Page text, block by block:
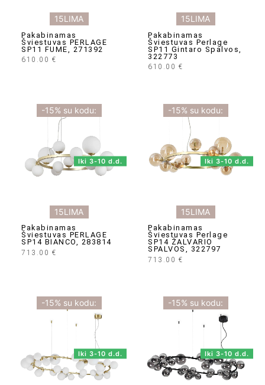
15LIMA
Pakabinamas
Šviestuvas PERLAGE
SP11 FUME, 271392
610.00 €
15LIMA
Pakabinamas
Šviestuvas Perlage
SP11 Gintaro Spalvos,
322773
610.00 €
15LIMA
-15% su kodu:
Iki 3-10 d.d.
Pakabinamas
Šviestuvas PERLAGE
SP14 BIANCO, 283814
713.00 €
15LIMA
-15% su kodu:
Iki 3-10 d.d.
Pakabinamas
Šviestuvas Perlage
SP14 ŽALVARIO
SPALVOS, 322797
713.00 €
-15% su kodu:
Iki 3-10 d.d.
-15% su kodu:
Iki 3-10 d.d.